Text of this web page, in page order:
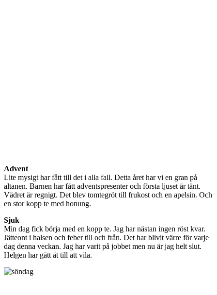
Advent
Lite mysigt har fått till det i alla fall. Detta året har vi en gran på
altanen. Barnen har fått adventspresenter och första ljuset är tänt.
Vädret är regnigt. Det blev tomtegröt till frukost och en apelsin. Och
en stor kopp te med honung.
Sjuk
Min dag fick börja med en kopp te. Jag har nästan ingen röst kvar.
Jätteont i halsen och feber till och från. Det har blivit värre för varje
dag denna veckan. Jag har varit på jobbet men nu är jag helt slut.
Helgen har gått åt till att vila.